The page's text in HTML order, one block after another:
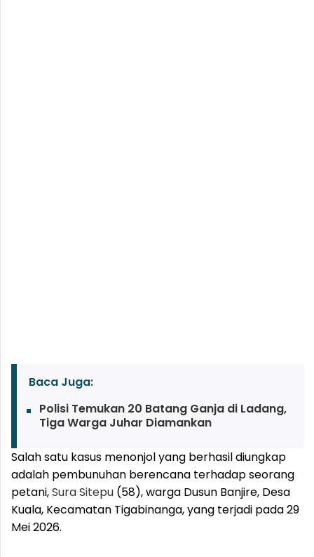
Baca Juga:
Polisi Temukan 20 Batang Ganja di Ladang,
Tiga Warga Juhar Diamankan
Salah satu kasus menonjol yang berhasil diungkap
adalah pembunuhan berencana terhadap seorang
petani,Sura Sitepu (58), warga Dusun Banjire, Desa
Kuala, Kecamatan Tigabinanga, yang terjadi pada 29
Mei 2026.